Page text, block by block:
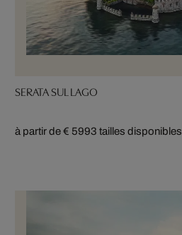
SERATA SUL LAGO
à partir de € 5993 tailles disponibles